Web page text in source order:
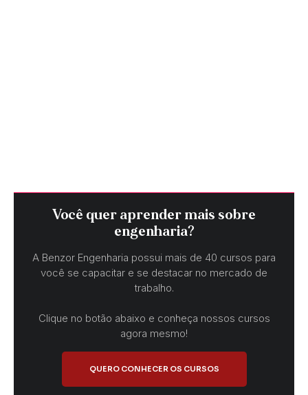
Você quer aprender mais sobre
engenharia?
A Benzor Engenharia possui mais de 40 cursos para
você se capacitar e se destacar no mercado de
trabalho.
Clique no botão abaixo e conheça nossos cursos
agora mesmo!
QUERO CONHECER OS CURSOS